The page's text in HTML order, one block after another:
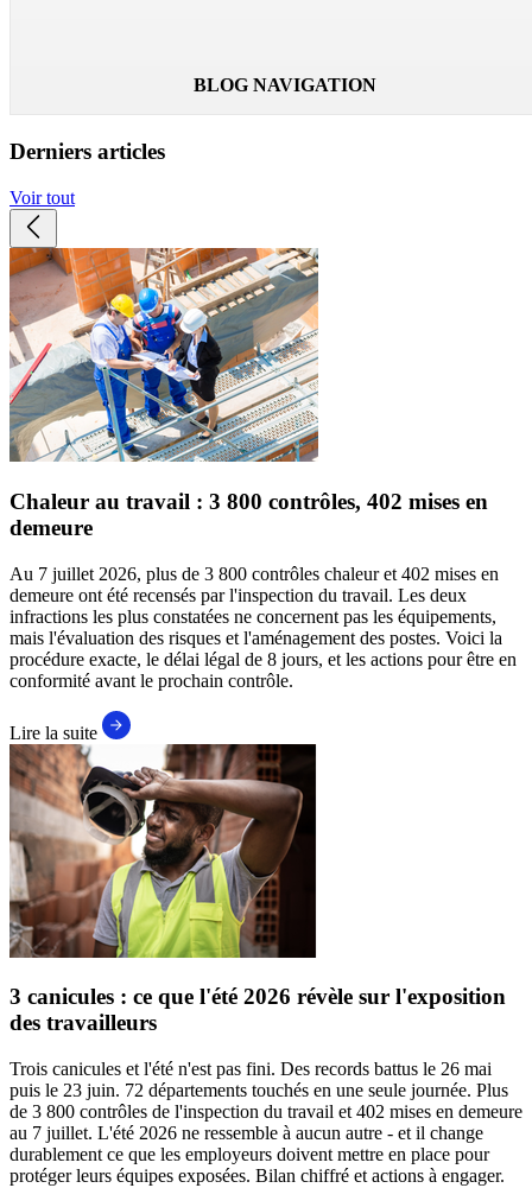
BLOG NAVIGATION
Derniers articles
Voir tout
Chaleur au travail : 3 800 contrôles, 402 mises en
demeure
Au 7 juillet 2026, plus de 3 800 contrôles chaleur et 402 mises en
demeure ont été recensés par l'inspection du travail. Les deux
infractions les plus constatées ne concernent pas les équipements,
mais l'évaluation des risques et l'aménagement des postes. Voici la
procédure exacte, le délai légal de 8 jours, et les actions pour être en
conformité avant le prochain contrôle.
Lire la suite
3 canicules : ce que l'été 2026 révèle sur l'exposition
des travailleurs
Trois canicules et l'été n'est pas fini. Des records battus le 26 mai
puis le 23 juin. 72 départements touchés en une seule journée. Plus
de 3 800 contrôles de l'inspection du travail et 402 mises en demeure
au 7 juillet. L'été 2026 ne ressemble à aucun autre - et il change
durablement ce que les employeurs doivent mettre en place pour
protéger leurs équipes exposées. Bilan chiffré et actions à engager.